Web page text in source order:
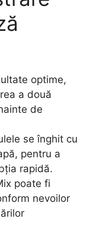
optime,
a două
de
se înghit cu
pentru a
rapidă.
poate fi
nevoilor